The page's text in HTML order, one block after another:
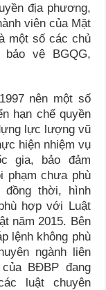
địa phương,
viên của Mặt
một số các chủ
vệ BGQG,
nên một số
hạn chế quyền
lực lượng vũ
hiện nhiệm vụ
gia, bảo đảm
phạm chưa phù
đồng thời, hình
hợp với Luật
năm 2015. Bên
lệnh không phù
ngành liên
BĐBP đang
luật chuyên